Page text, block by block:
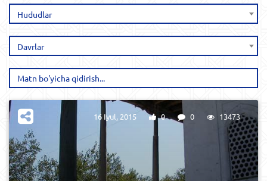
Hududlar
Davrlar
16 Iyul, 2015 0 0 13473